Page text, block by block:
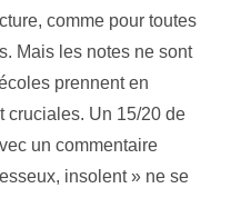
comme pour toutes
Mais les notes ne sont
prennent en
cruciales. Un 15/20 de
un commentaire
insolent » ne se